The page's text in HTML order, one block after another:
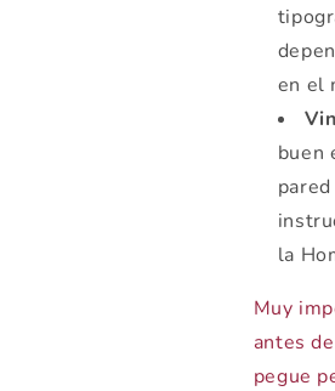
en el
buen
la
Muy
antes
pegue